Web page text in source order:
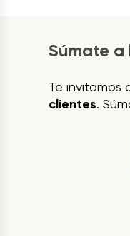
Súmate a
Te invitamos
clientes.